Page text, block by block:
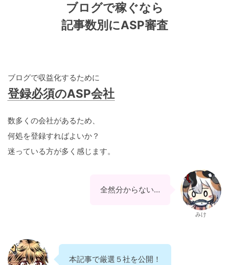
ブログで稼ぐなら
記事数別にASP審査
ブログで収益化するために
登録必須のASP会社
数多くの会社があるため、
何処を登録すればよいか？
迷っている方が多く感じます。
全然分からない…
みけ
本記事で厳選５社を公開！